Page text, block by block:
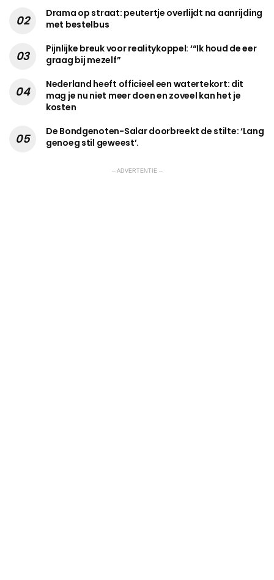
Drama op straat: peutertje overlijdt na aanrijding
met bestelbus
Pijnlijke breuk voor realitykoppel: ‘“Ik houd de eer
graag bij mezelf”
Nederland heeft officieel een watertekort: dit
mag je nu niet meer doen en zoveel kan het je
kosten
De Bondgenoten-Salar doorbreekt de stilte: ‘Lang
genoeg stil geweest’.
-- ADVERTENTIE --